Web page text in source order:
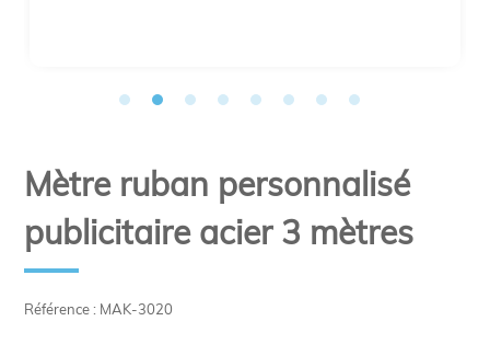
Référence : MAK-3020
Mètre ruban personnalisé
publicitaire acier 3 mètres